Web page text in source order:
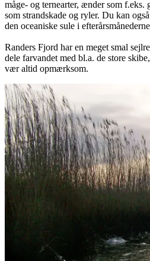
måge- og ternearter, ænder som f.eks.
som strandskade og ryler. Du kan
den oceaniske sule i
Randers Fjord har en meget smal
dele farvandet med bl.a. de store
vær altid opmærksom.